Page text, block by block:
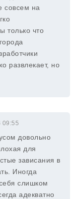
совсем на
только что
развлекает, но
09:55
довольно
для
зависания в
Иногда
слишком
адекватно